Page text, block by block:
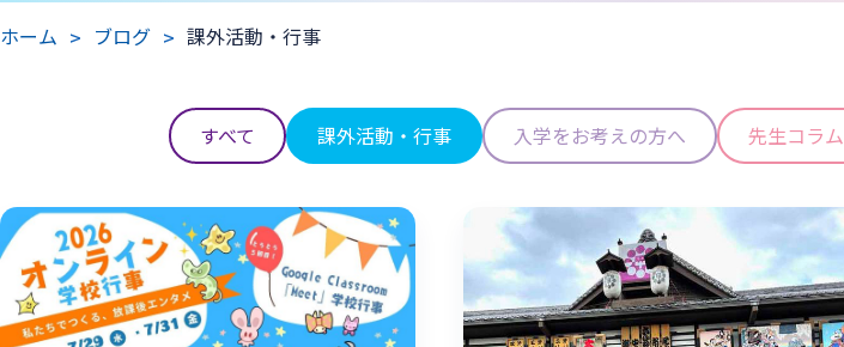
ホーム ブログ 課外活動・行事
すべて 課外活動・行事 入学をお考えの方へ 先生コラム